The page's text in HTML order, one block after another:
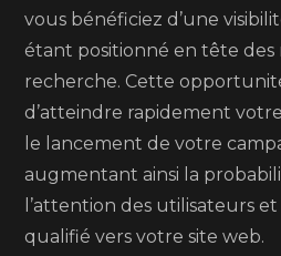
vous bénéficiez d’une
étant positionné en tête des
recherche. Cette
d’atteindre rapidement
le lancement de votre
augmentant ainsi la
l’attention des utilisateurs
qualifié vers votre site web.